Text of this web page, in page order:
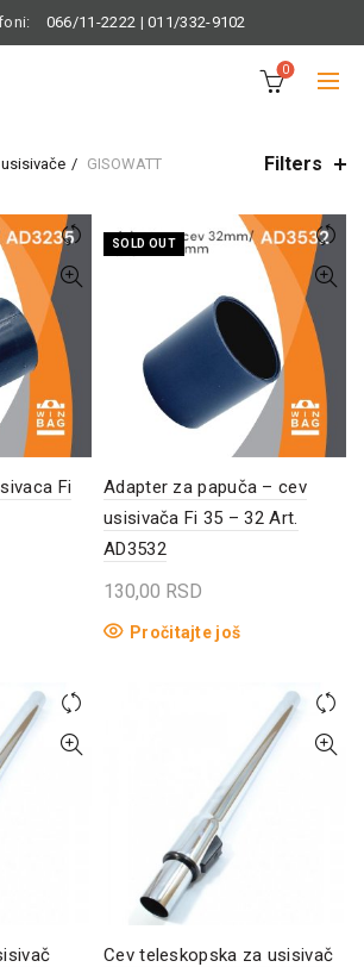
066/11-2222 |011/332-9102
0
GISOWATT Filters
Fi
SOLD OUT
Adapter za papuča – cev
usisivača Fi 35 – 32 Art.
AD3532
130,00 RSD
Pročitajte još
Cev teleskopska za usisivač